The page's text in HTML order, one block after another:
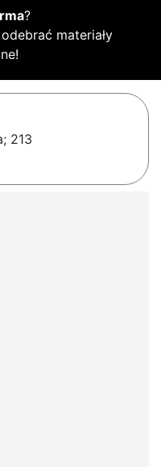
?
materiały
213